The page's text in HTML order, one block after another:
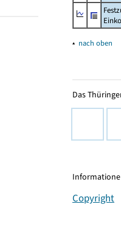
▴ nach oben
Das
Copyright